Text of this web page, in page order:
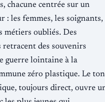
chacune centrée sur un
: les femmes, les soignants,
métiers oubliés. Des
retracent des souvenirs
guerre lointaine à la
zéro plastique. Le
toujours direct, ouvre